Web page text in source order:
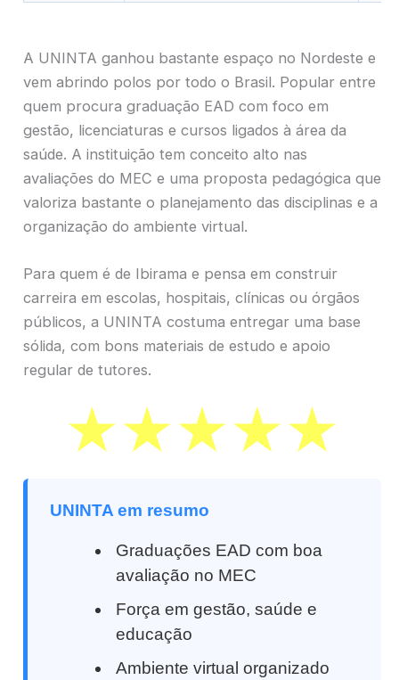
A UNINTA ganhou bastante espaço no Nordeste e
vem abrindo polos por todo o Brasil. Popular entre
quem procura graduação EAD com foco em
gestão, licenciaturas e cursos ligados à área da
saúde. A instituição tem conceito alto nas
avaliações do MEC e uma proposta pedagógica que
valoriza bastante o planejamento das disciplinas e a
organização do ambiente virtual.
Para quem é de Ibirama e pensa em construir
carreira em escolas, hospitais, clínicas ou órgãos
públicos, a UNINTA costuma entregar uma base
sólida, com bons materiais de estudo e apoio
regular de tutores.
UNINTA em resumo
Graduações EAD com boa
avaliação no MEC
Força em gestão, saúde e
educação
Ambiente virtual organizado